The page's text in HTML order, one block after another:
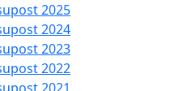
2025
2024
2023
2022